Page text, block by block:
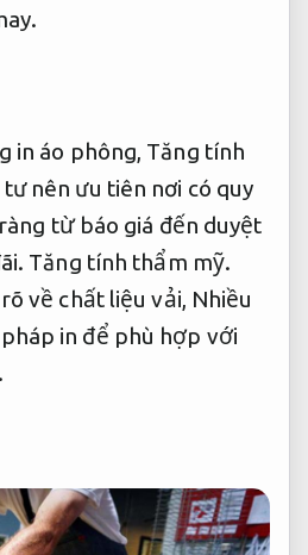
in áo phông, Tăng tính
nên ưu tiên nơi có quy
từ báo giá đến duyệt
Tăng tính thẩm mỹ.
về chất liệu vải, Nhiều
in để phù hợp với